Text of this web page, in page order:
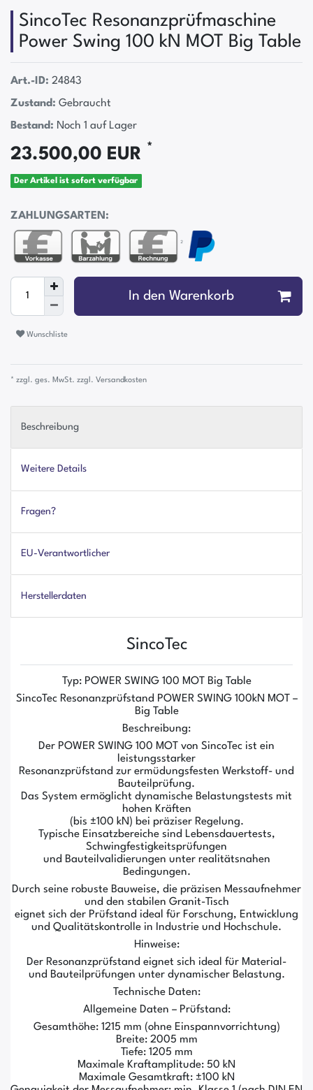
SincoTec Resonanzprüfmaschine
Power Swing 100 kN MOT Big Table
Art.-ID: 24843
Zustand: Gebraucht
Bestand: Noch 1 auf Lager
23.500,00 EUR *
Der Artikel ist sofort verfügbar
ZAHLUNGSARTEN:
²
In den Warenkorb
Wunschliste
* zzgl. ges. MwSt. zzgl. Versandkosten
Beschreibung
Weitere Details
Fragen?
EU-Verantwortlicher
Herstellerdaten
SincoTec
Typ: POWER SWING 100 MOT Big Table
SincoTec Resonanzprüfstand POWER SWING 100kN MOT –
Big Table
Beschreibung:
Der POWER SWING 100 MOT von SincoTec ist ein
leistungsstarker
Resonanzprüfstand zur ermüdungsfesten Werkstoff- und
Bauteilprüfung.
Das System ermöglicht dynamische Belastungstests mit
hohen Kräften
(bis ±100 kN) bei präziser Regelung.
Typische Einsatzbereiche sind Lebensdauertests,
Schwingfestigkeitsprüfungen
und Bauteilvalidierungen unter realitätsnahen
Bedingungen.
Durch seine robuste Bauweise, die präzisen Messaufnehmer
und den stabilen Granit-Tisch
eignet sich der Prüfstand ideal für Forschung, Entwicklung
und Qualitätskontrolle in Industrie und Hochschule.
Hinweise:
Der Resonanzprüfstand eignet sich ideal für Material-
und Bauteilprüfungen unter dynamischer Belastung.
Technische Daten:
Allgemeine Daten – Prüfstand:
Gesamthöhe: 1215 mm (ohne Einspannvorrichtung)
Breite: 2005 mm
Tiefe: 1205 mm
Maximale Kraftamplitude: 50 kN
Maximale Gesamtkraft: ±100 kN